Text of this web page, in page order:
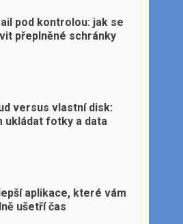
pod kontrolou: jak se
přeplněné schránky
versus vlastní disk:
ukládat fotky a data
aplikace, které vám
ušetří čas